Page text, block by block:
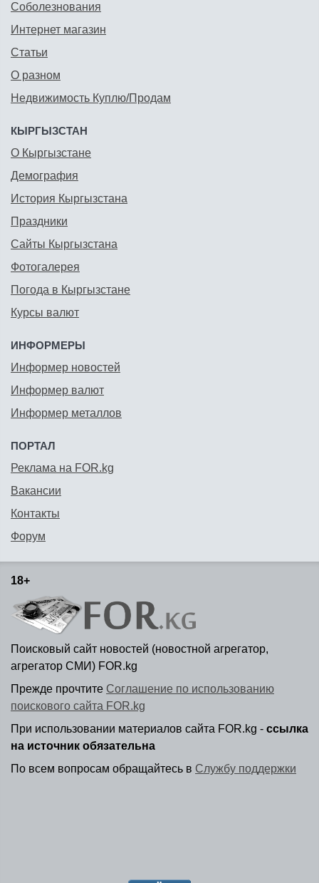
Соболезнования
Интернет магазин
Статьи
О разном
Недвижимость Куплю/Продам
КЫРГЫЗСТАН
О Кыргызстане
Демография
История Кыргызстана
Праздники
Сайты Кыргызстана
Фотогалерея
Погода в Кыргызстане
Курсы валют
ИНФОРМЕРЫ
Информер новостей
Информер валют
Информер металлов
ПОРТАЛ
Реклама на FOR.kg
Вакансии
Контакты
Форум
18+
Поисковый сайт новостей (новостной агрегатор,
агрегатор СМИ) FOR.kg
Прежде прочтите Соглашение по использованию
поискового сайта FOR.kg
При использовании материалов сайта FOR.kg - ссылка
на источник обязательна
По всем вопросам обращайтесь в Службу поддержки